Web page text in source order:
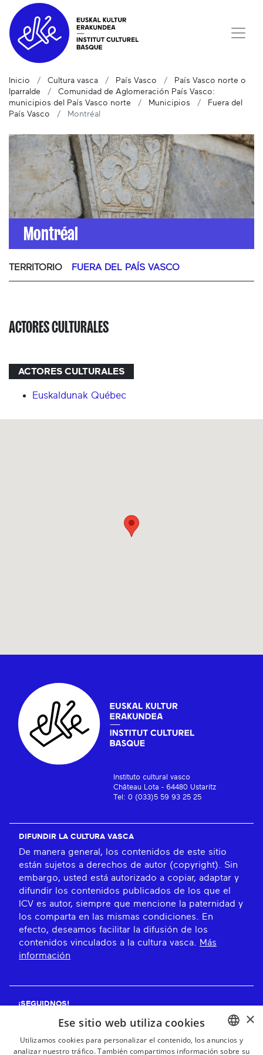
Inicio Cultura vasca País Vasco
País Vasco norte o
Iparralde
Comunidad de Aglomeración País Vasco:
municipios del País Vasco norte
Municipios
Fuera del
País Vasco
Montréal
Montréal
TERRITORIO FUERA DEL PAÍS VASCO
ACTORES CULTURALES
ACTORES CULTURALES
Euskaldunak Québec
Instituto cultural vasco
Château Lota - 64480 Ustaritz
Tel: 0 (033)5 59 93 25 25
DIFUNDIR LA CULTURA VASCA
De manera general, los contenidos de este sitio
están sujetos a derechos de autor (copyright). Sin
embargo, usted está autorizado a copiar, adaptar y
difundir los contenidos publicados de los que el
ICV es autor, siempre que mencione la paternidad y
los comparta en las mismas condiciones. En
efecto, deseamos facilitar la difusión de los
contenidos vinculados a la cultura vasca.
Más
información
¡SEGUIDNOS!
BASQUE
×
Ese sitio web utiliza cookies
Utilizamos cookies para personalizar el contenido, los anuncios y
analizar nuestro tráfico. También compartimos información sobre su